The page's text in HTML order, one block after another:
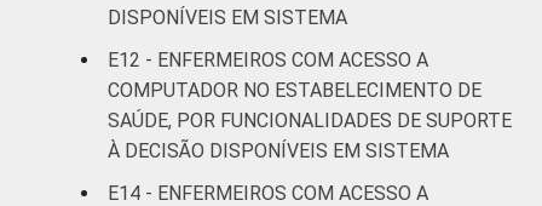
DISPONÍVEIS EM SISTEMA
E12 - ENFERMEIROS COM ACESSO A
COMPUTADOR NO ESTABELECIMENTO DE
SAÚDE, POR FUNCIONALIDADES DE SUPORTE
À DECISÃO DISPONÍVEIS EM SISTEMA
E14 - ENFERMEIROS COM ACESSO A